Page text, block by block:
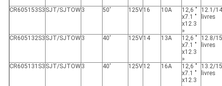
CR605153S3 SJT/SJTOW3 50' 125V16 10A
12,6 "
x7.1 "
x12.3
»
12.1/
livres
CR605132S3 SJT/SJTOW3 40' 125V14 13A
12,6 "
x7.1 "
x12.3
»
12.8/
livres
CR605131S3 SJT/SJTOW3 40' 125V12 16A
12,6 "
x7.1 "
x12.3
13.2/
livres